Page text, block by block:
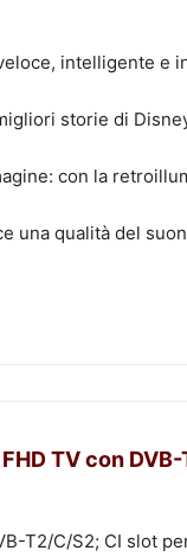
intelligente e
storie di
con la
una qualità del
TV con
T2/C/S2; CI slot